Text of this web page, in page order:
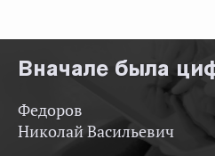
Вначале была
Федоров
Николай Васильевич